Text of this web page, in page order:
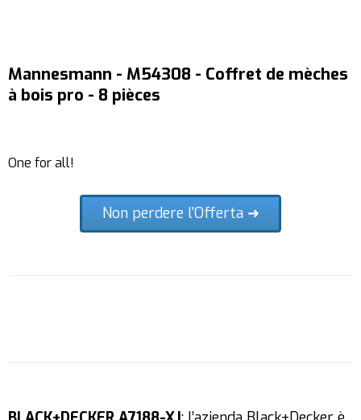
Mannesmann - M54308 - Coffret de mèches
à bois pro - 8 pièces
One for all!
Non perdere l'Offerta ➜